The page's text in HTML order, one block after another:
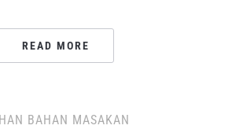
READ MORE
BAHAN MASAKAN